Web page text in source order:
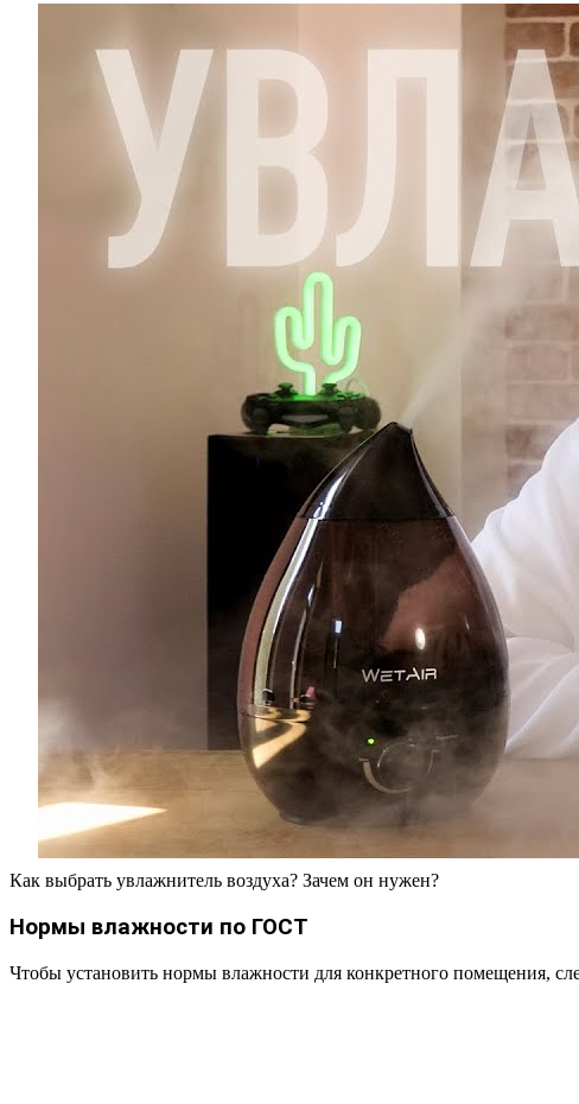
Как выбрать увлажнитель воздуха? Зачем он нужен?
Нормы влажности по ГОСТ
Чтобы установить нормы влажности для конкретного помещения,